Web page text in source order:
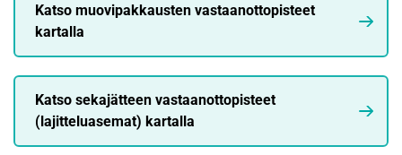
Katso muovipakkausten vastaanottopisteet
kartalla
Katso sekajätteen vastaanottopisteet
(lajitteluasemat) kartalla